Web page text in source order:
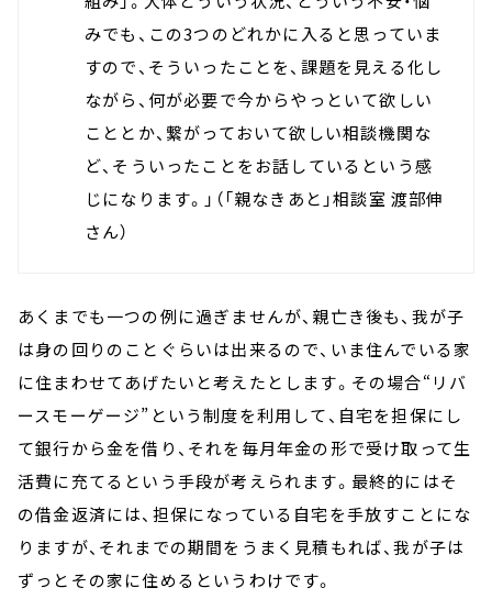
みでも、この3つのどれかに入ると思っていま
すので、そういったことを、課題を見える化し
ながら、何が必要で今からやっといて欲しい
こととか、繋がっておいて欲しい相談機関な
ど、そういったことをお話しているという感
じになります。」（「親なきあと」相談室 渡部伸
さん）
あくまでも一つの例に過ぎませんが、親亡き後も、我が子
は身の回りのことぐらいは出来るので、いま住んでいる家
に住まわせてあげたいと考えたとします。その場合“リバ
ースモーゲージ”という制度を利用して、自宅を担保にし
て銀行から金を借り、それを毎月年金の形で受け取って生
活費に充てるという手段が考えられます。最終的にはそ
の借金返済には、担保になっている自宅を手放すことにな
りますが、それまでの期間をうまく見積もれば、我が子は
ずっとその家に住めるというわけです。